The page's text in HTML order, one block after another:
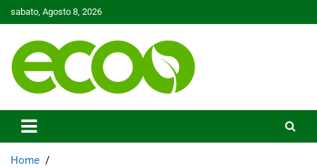
to
sabato, Agosto 8, 2026
Ecoo.it
Home